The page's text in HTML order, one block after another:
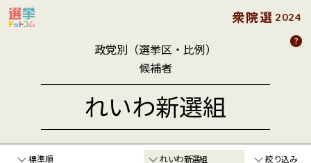
衆院選 2024
政党別（選挙区・比例）
候補者
れいわ新選組
絞り込み